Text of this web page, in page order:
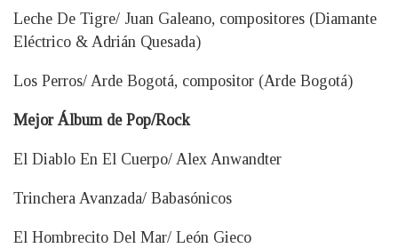
Leche De Tigre/ Juan Galeano, compositores (Diamante
Eléctrico & Adrián Quesada)
Los Perros/ Arde Bogotá, compositor (Arde Bogotá)
Mejor Álbum de Pop/Rock
El Diablo En El Cuerpo/ Alex Anwandter
Trinchera Avanzada/ Babasónicos
El Hombrecito Del Mar/ León Gieco